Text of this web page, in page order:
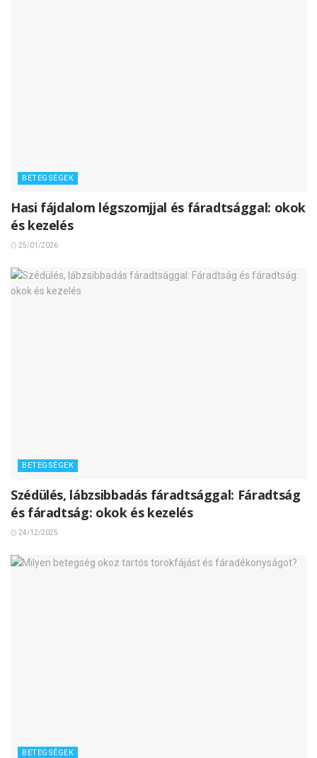
BETEGSÉGEK
Hasi fájdalom légszomjjal és fáradtsággal: okok
és kezelés
25/01/2026
BETEGSÉGEK
Szédülés, lábzsibbadás fáradtsággal: Fáradtság
és fáradtság: okok és kezelés
24/12/2025
BETEGSÉGEK